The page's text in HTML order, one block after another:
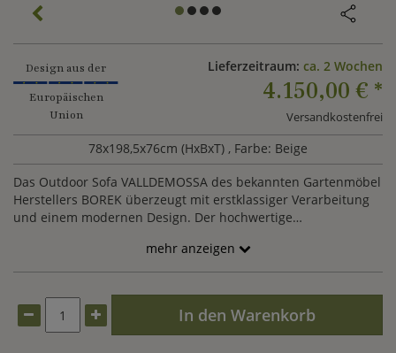
Design aus der
Europäischen
Union
Lieferzeitraum: ca. 2 Wochen
4.150,00 € *
Versandkostenfrei
78x198,5x76cm (HxBxT) , Farbe: Beige
Das Outdoor Sofa VALLDEMOSSA des bekannten Gartenmöbel
Herstellers BOREK überzeugt mit erstklassiger Verarbeitung
und einem modernen Design. Der hochwertige
umspannt. Das bequeme Gartensofa für 2-3 Personen wird
inklusive robuster Polster Kissen geliefert. Kombiniert mit den
hochwertigemGartentisch
lassen sich ansprechende
Sitzecken im Garten oder auf der Terrasse gestalten.
mehr anzeigen
In den Warenkorb